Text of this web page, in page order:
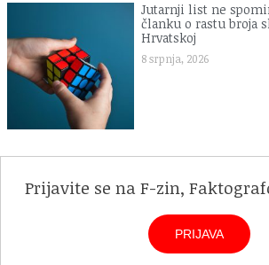
Jutarnji list ne
članku o rastu broja
Hrvatskoj
8 srpnja, 2026
Prijavite se na F-zin,
PRIJAVA